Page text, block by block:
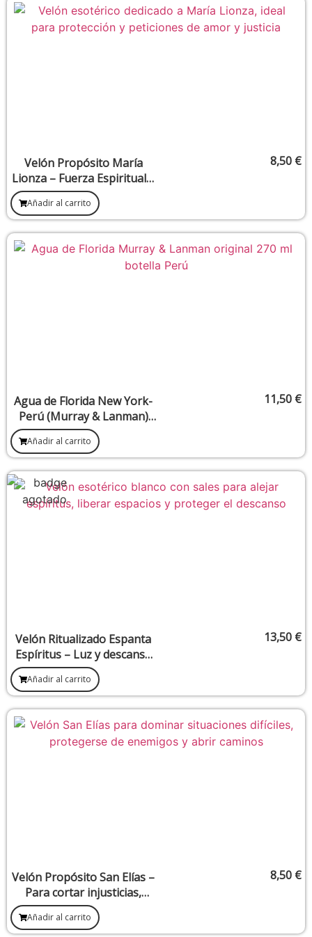
Velón Propósito María
Lionza – Fuerza Espiritual y
Poder Femenino
8,50 €
Añadir al carrito
Agua de Florida New York-
Perú (Murray & Lanman)
270 ml
11,50 €
Añadir al carrito
Velón Ritualizado Espanta
Espíritus – Luz y descanso
para liberar presencias
13,50 €
Añadir al carrito
Velón Propósito San Elías –
Para cortar injusticias,
dominar conflictos y abrir
caminos difíciles
8,50 €
Añadir al carrito